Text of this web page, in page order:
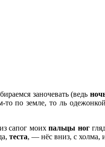
заночевать (ведь
то по земле, то ль
сапог моихпальцы ног
теста, — нёс вниз, с холма,